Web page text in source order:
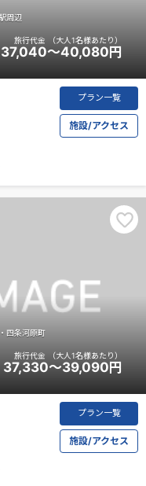
プラン一覧
施設/アクセス
周辺
旅行代金 （大人1名様あたり）
37,040～40,080円
プラン一覧
施設/アクセス
四条河原町
旅行代金 （大人1名様あたり）
37,330～39,090円